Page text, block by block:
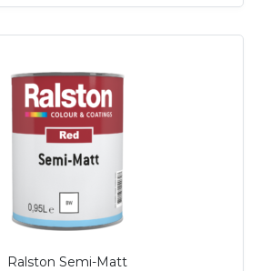
Ralston Semi-Matt